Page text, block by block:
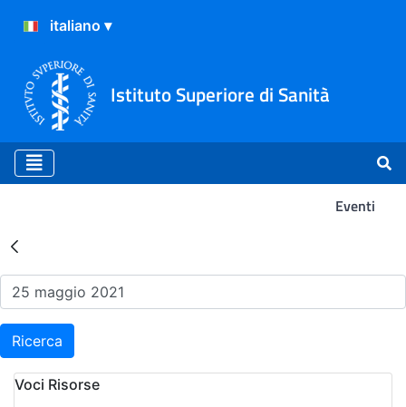
Istituto Superiore di Sanità
Eventi
Risultati della Ricerca -
Ricerca
Voci Risorse